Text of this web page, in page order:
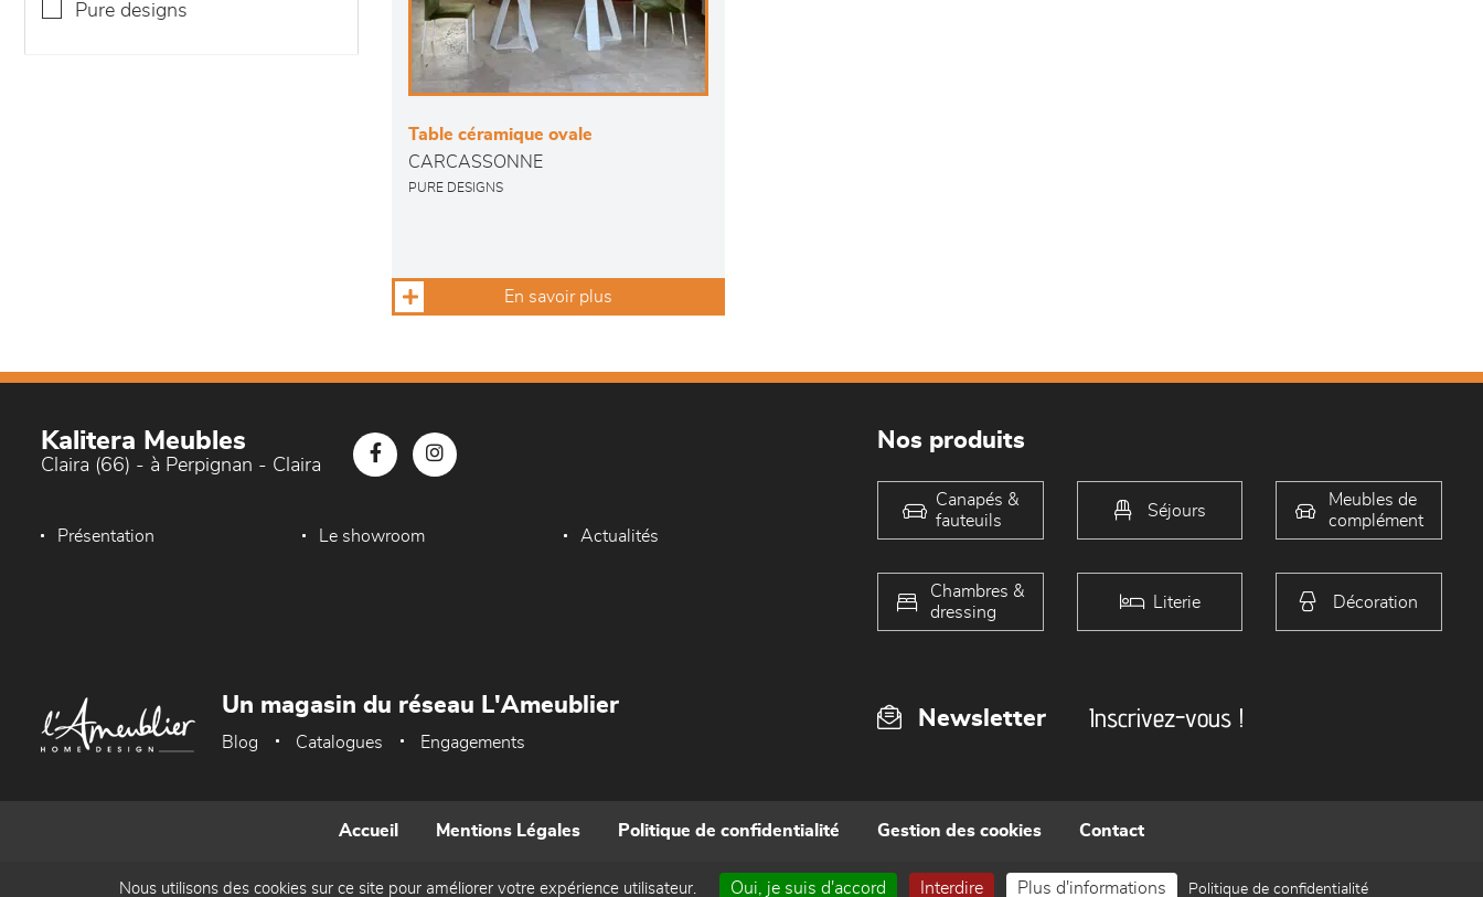
pure designs
Table céramique ovale
CARCASSONNE
PURE DESIGNS
En savoir plus
Kalitera Meubles
Claira (66) - à Perpignan - Claira
Présentation Le showroom Actualités
Nos produits
Canapés &
fauteuils
Séjours
Meubles de
complément
Chambres &
dressing
Literie Décoration
Newsletter Inscrivez-vous !
Un magasin du réseau L'Ameublier
Blog Catalogues Engagements
Accueil Mentions Légales Politique de confidentialité Gestion des cookies Contact
Réalisé par WEB Enseignes
Nous utilisons des cookies sur ce site pour améliorer votre expérience utilisateur. Oui, je suis d'accord Interdire Plus d'informations Politique de confidentialité